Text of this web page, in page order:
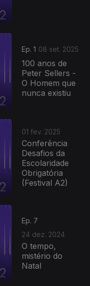
Ep. 1 08 set. 2025
100 anos de
Peter Sellers -
O Homem que
nunca existiu
01 fev. 2025
Conferência
Desafios da
Escolaridade
Obrigatória
(Festival A2)
Ep. 7
24 dez. 2024
O tempo,
mistério do
Natal